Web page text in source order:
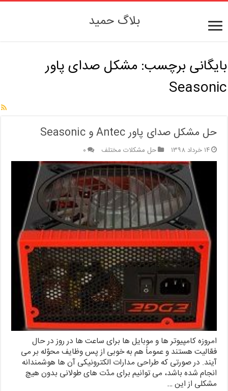
بلاگ حمید
بایگانی برچسب: مشکل صدای پاور
Seasonic
حل مشکل صدای پاور Antec و Seasonic
۱۴ خرداد ۱۳۹۸ حل مشکلات مختلف ۰
امروزه کامپیوتر ها و موبایل ها برای ساعت ها در روز در حال
فعّالیت هستند و عموماً هم به خوبی از پس وظایف محوّله بر می
آیند. در صورتی که طراحی مدارات الکترونیکی آن ها هوشمندانه
انجام شده باشد، می توانیم برای مدّت های طولانی بدون هیچ
مشکلی از این …